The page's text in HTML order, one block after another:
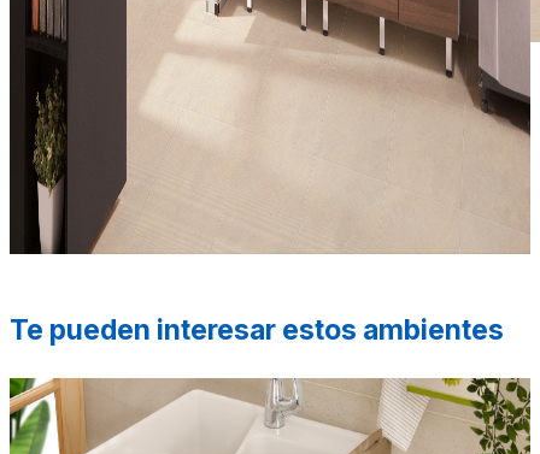
*Las fotografías de productos y ambientes son
ilustrativas, algunos atributos de color y textura pueden
variar de acuerdo a la resolución de tu pantalla y diferir
de la realidad. Los elementos de ambientación no se
incluyen en la compra.
Te pueden interesar estos ambientes